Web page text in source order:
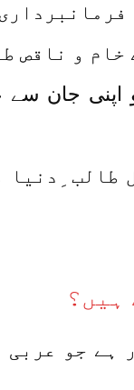
خام و
اپنی جان
طالب ِدنیا
ہیں؟
ہے جو